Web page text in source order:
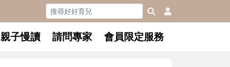
親子慢讀 請問專家 會員限定服務